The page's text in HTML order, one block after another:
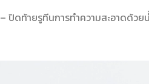
– ปิดท้ายรูทีนการทำความสะอาดด้ว